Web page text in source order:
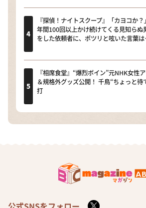
『探偵！ナイトスクープ』「カヨコか
年間100回以上かけ続けてくる見知らぬ
をした依頼者に、ポツリと呟いた言葉
『相席食堂』“爆烈ボイン”元NHK女性
＆規格外グッズ公開！ 千鳥“ちょっと待
打